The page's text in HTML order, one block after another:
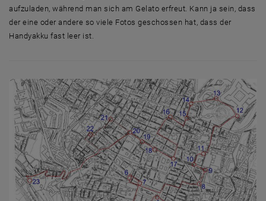
aufzuladen, während man sich am Gelato erfreut. Kann ja sein, dass
der eine oder andere so viele Fotos geschossen hat, dass der
Handyakku fast leer ist.